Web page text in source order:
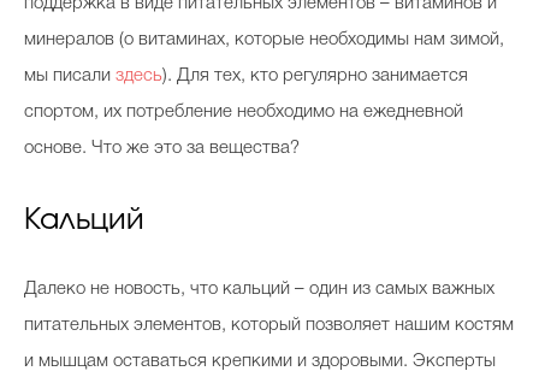
минералов (о витаминах, которые необходимы нам зимой,
мы писали здесь). Для тех, кто регулярно занимается
спортом, их потребление необходимо на ежедневной
основе. Что же это за вещества?
Кальций
Далеко не новость, что кальций – один из самых важных
питательных элементов, который позволяет нашим костям
и мышцам оставаться крепкими и здоровыми. Эксперты